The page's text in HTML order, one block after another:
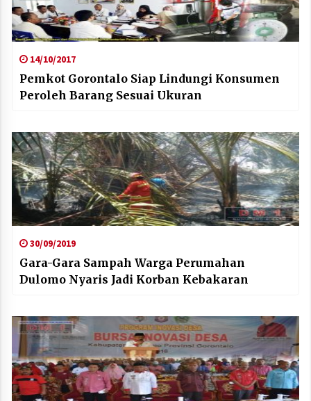
14/10/2017
Pemkot Gorontalo Siap Lindungi Konsumen
Peroleh Barang Sesuai Ukuran
30/09/2019
Gara-Gara Sampah Warga Perumahan
Dulomo Nyaris Jadi Korban Kebakaran